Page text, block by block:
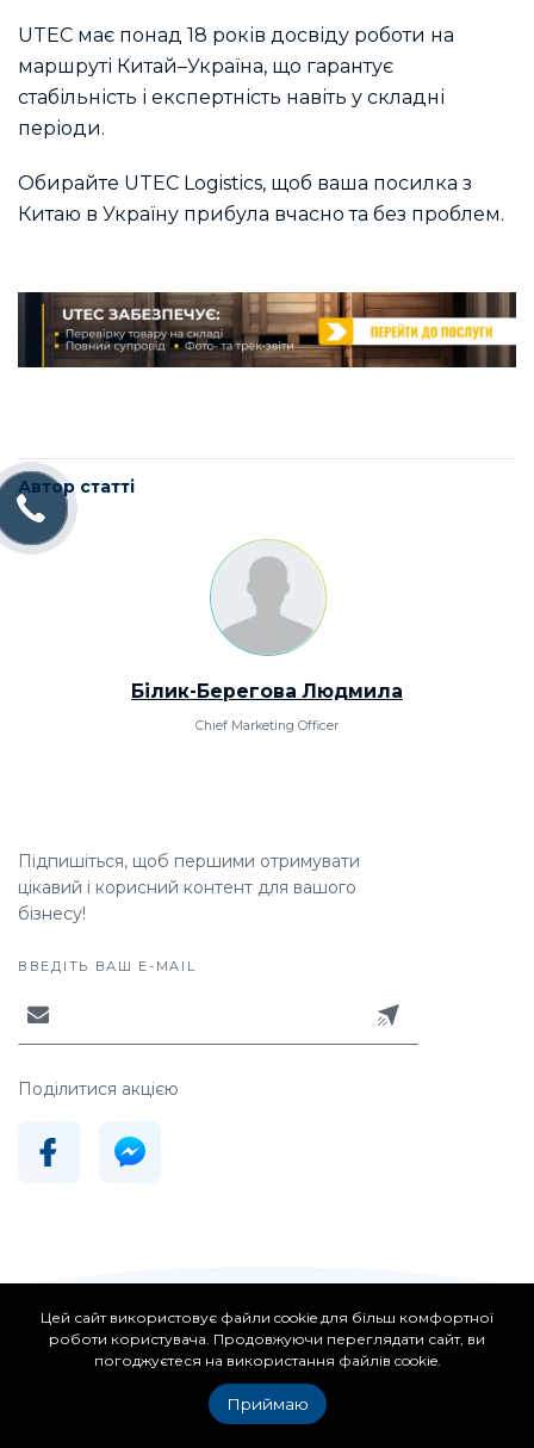
UTEC має понад 18 років досвіду роботи на
маршруті Китай–Україна, що гарантує
стабільність і експертність навіть у складні
періоди.
Обирайте UTEC Logistics, щоб ваша посилка з
Китаю в Україну прибула вчасно та без проблем.
Автор статті
Білик-Берегова Людмила
Chief Marketing Officer
Підпишіться, щоб першими отримувати
цікавий і корисний контент для вашого
бізнесу!
ВВЕДІТЬ ВАШ E-MAIL
Поділитися акцією
Інші новини категорії
Цей сайт використовує файли cookie для більш комфортної
роботи користувача. Продовжуючи переглядати сайт, ви
погоджуєтеся на використання файлів cookie.
Приймаю